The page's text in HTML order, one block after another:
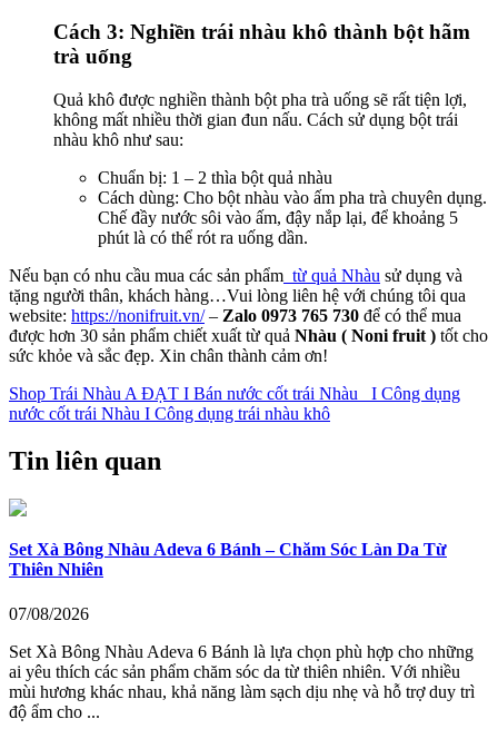
Cách 3: Nghiền trái nhàu khô thành bột hãm
trà uống
Quả khô được nghiền thành bột pha trà uống sẽ rất tiện lợi,
không mất nhiều thời gian đun nấu. Cách sử dụng bột trái
nhàu khô như sau:
Chuẩn bị: 1 – 2 thìa bột quả nhàu
Cách dùng: Cho bột nhàu vào ấm pha trà chuyên dụng.
Chế đầy nước sôi vào ấm, đậy nắp lại, để khoảng 5
phút là có thể rót ra uống dần.
Nếu bạn có nhu cầu mua các sản phẩm từ quả Nhàu sử dụng và
tặng người thân, khách hàng…Vui lòng liên hệ với chúng tôi qua
website: https://nonifruit.vn/– Zalo 0973 765 730 để có thể mua
được hơn 30 sản phẩm chiết xuất từ quả Nhàu ( Noni fruit ) tốt cho
sức khỏe và sắc đẹp. Xin chân thành cảm ơn!
Shop Trái Nhàu A ĐẠT I Bán nước cốt trái Nhàu I Công dụng
nước cốt trái Nhàu I Công dụng trái nhàu khô
Tin liên quan
Set Xà Bông Nhàu Adeva 6 Bánh – Chăm Sóc Làn Da Từ
Thiên Nhiên
07/08/2026
Set Xà Bông Nhàu Adeva 6 Bánh là lựa chọn phù hợp cho những
ai yêu thích các sản phẩm chăm sóc da từ thiên nhiên. Với nhiều
mùi hương khác nhau, khả năng làm sạch dịu nhẹ và hỗ trợ duy trì
độ ẩm cho ...